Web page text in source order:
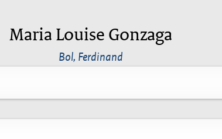
Maria Louise Gonzaga
Bol, Ferdinand